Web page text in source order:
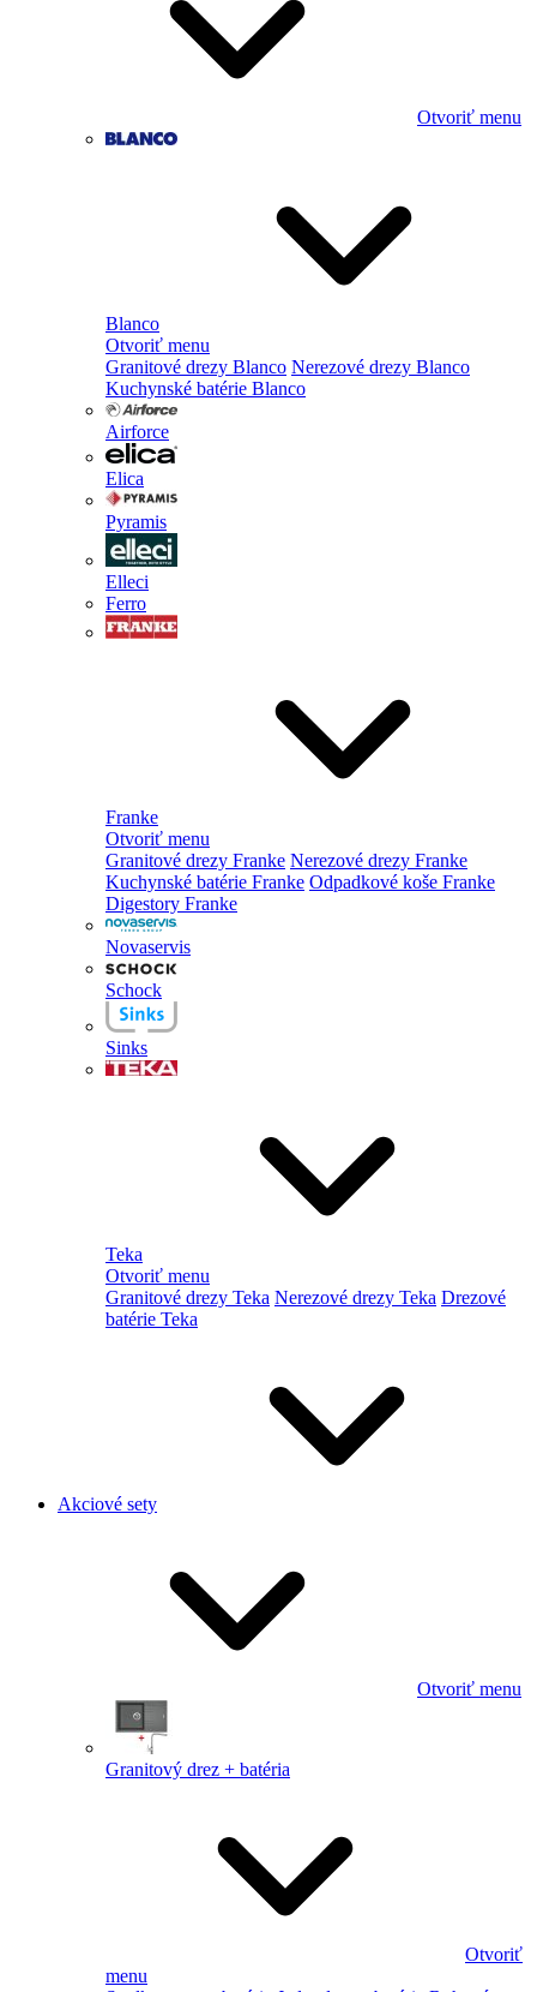
Otvoriť menu
Blanco
Otvoriť menu
Granitové drezy Blanco Nerezové drezy Blanco
Kuchynské batérie Blanco
Airforce
Elica
Pyramis
Elleci
Ferro
Franke
Otvoriť menu
Granitové drezy Franke Nerezové drezy Franke
Kuchynské batérie Franke Odpadkové koše Franke
Digestory Franke
Novaservis
Schock
Sinks
Teka
Otvoriť menu
Granitové drezy Teka Nerezové drezy Teka Drezové
batérie Teka
Akciové sety
Otvoriť menu
Granitový drez + batéria
Otvoriť
menu